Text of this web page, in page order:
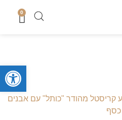
0
קריסטל מהודר "כותל" עם אבנים
כסף
פתח